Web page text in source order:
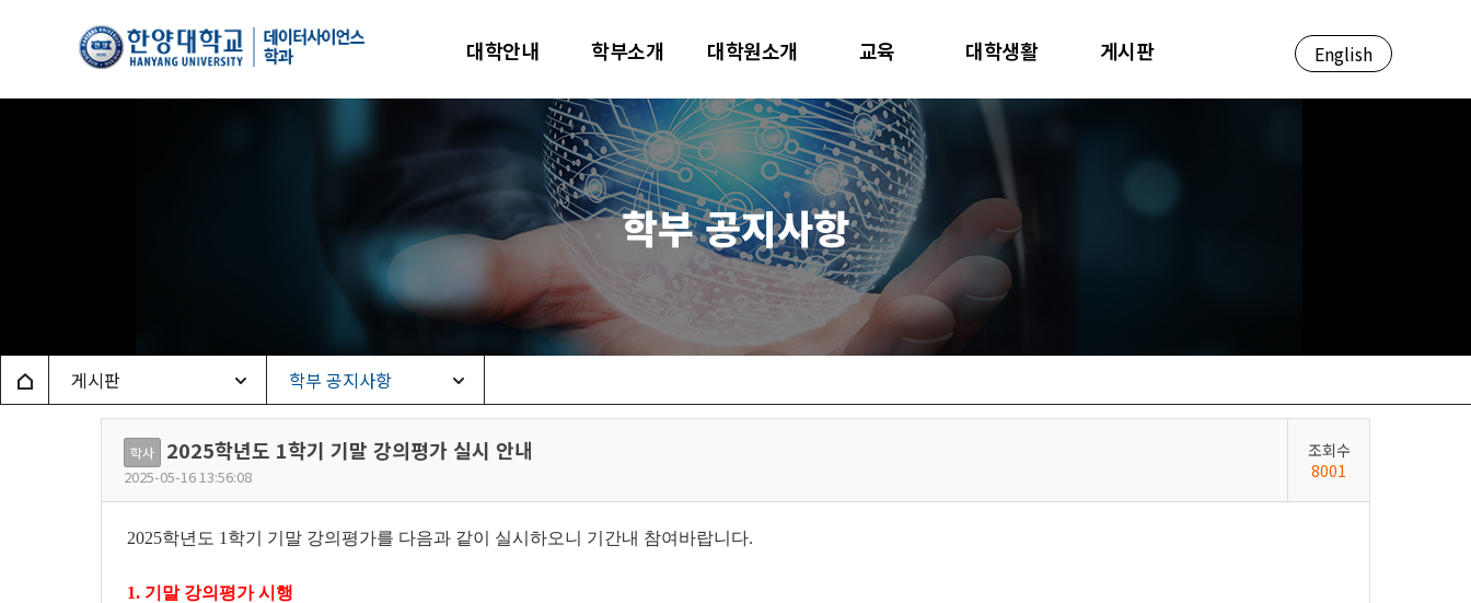
한양대학교
대학안내 학부소개 대학원소개 교육 대학생활 게시판 English
학부 공지사항
Home 게시판 학부 공지사항
학사 2025학년도 1학기 기말 강의평가 실시 안내
2025-05-16 13:56:08
조회수
8001
2025학년도 1학기 기말 강의평가를 다음과 같이 실시하오니 기간내 참여바랍니 다.
1. 기말 강의평가 시행